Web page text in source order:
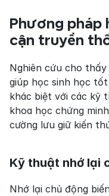
Phương pháp
cận truyền
Nghiên cứu cho
giúp học sinh học
khác biệt với các kỹ
khoa học chứng
cường lưu giữ kiến
Kỹ thuật nhớ lại
Nhớ lại chủ động